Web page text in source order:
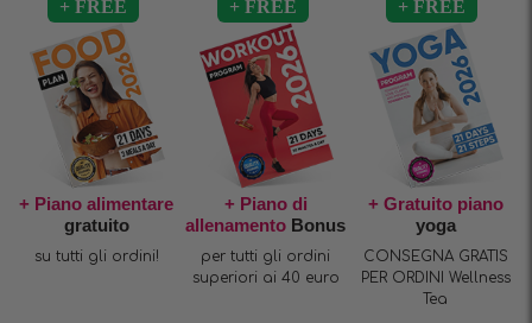
+ Piano alimentare
gratuito
su tutti gli ordini!
+ Piano di
allenamento Bonus
per tutti gli ordini
superiori ai 40 euro
+ Gratuito piano
yoga
CONSEGNA GRATIS
PER ORDINI Wellness
Tea